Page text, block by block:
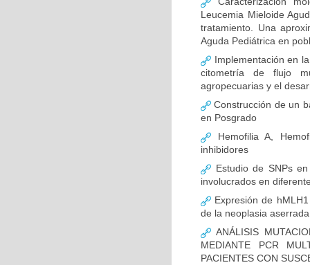
Leucemia Mieloide
tratamiento. Una
Aguda Pediátrica en
Implementación en
citometría de flujo
agropecuarias y el
Construcción de un
en Posgrado
Hemofilia A,
inhibidores
Estudio de SNPs
involucrados en
Expresión de
de la neoplasia
ANÁLISIS
MEDIANTE PCR
PACIENTES CON